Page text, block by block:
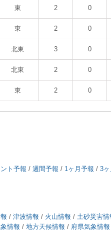
東 2 0
東 2 0
北東 3 0
北東 2 0
東 2 0
ト予報 / 週間予報 / 1ヶ月予報 / 3
/ 津波情報 / 火山情報 / 土砂災害情
情報 / 地方天候情報 / 府県気象情報